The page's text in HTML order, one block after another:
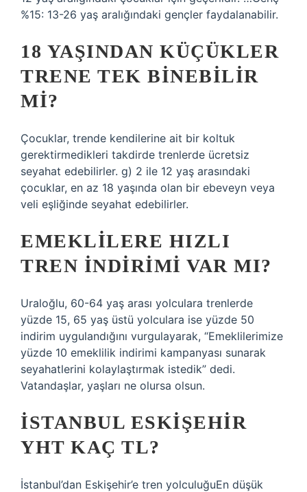
%15: 13-26 yaş aralığındaki gençler faydalanabilir.
18 YAŞINDAN KÜÇÜKLER
TRENE TEK BINEBILIR
MI?
Çocuklar, trende kendilerine ait bir koltuk
gerektirmedikleri takdirde trenlerde ücretsiz
seyahat edebilirler. g) 2 ile 12 yaş arasındaki
çocuklar, en az 18 yaşında olan bir ebeveyn veya
veli eşliğinde seyahat edebilirler.
EMEKLILERE HIZLI
TREN INDIRIMI VAR MI?
Uraloğlu, 60-64 yaş arası yolculara trenlerde
yüzde 15, 65 yaş üstü yolculara ise yüzde 50
indirim uygulandığını vurgulayarak, “Emeklilerimize
yüzde 10 emeklilik indirimi kampanyası sunarak
seyahatlerini kolaylaştırmak istedik” dedi.
Vatandaşlar, yaşları ne olursa olsun.
İSTANBUL ESKIŞEHIR
YHT KAÇ TL?
İstanbul’dan Eskişehir’e tren yolculuğuEn düşük